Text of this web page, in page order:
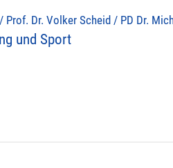
Prof. Dr. Volker Scheid / PD Dr.
und Sport